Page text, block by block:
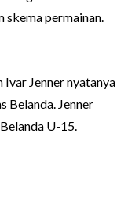
skema permainan.
Jenner nyatanya
Belanda. Jenner
U-15.